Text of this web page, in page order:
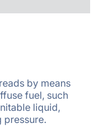
by means
fuel, such
liquid,